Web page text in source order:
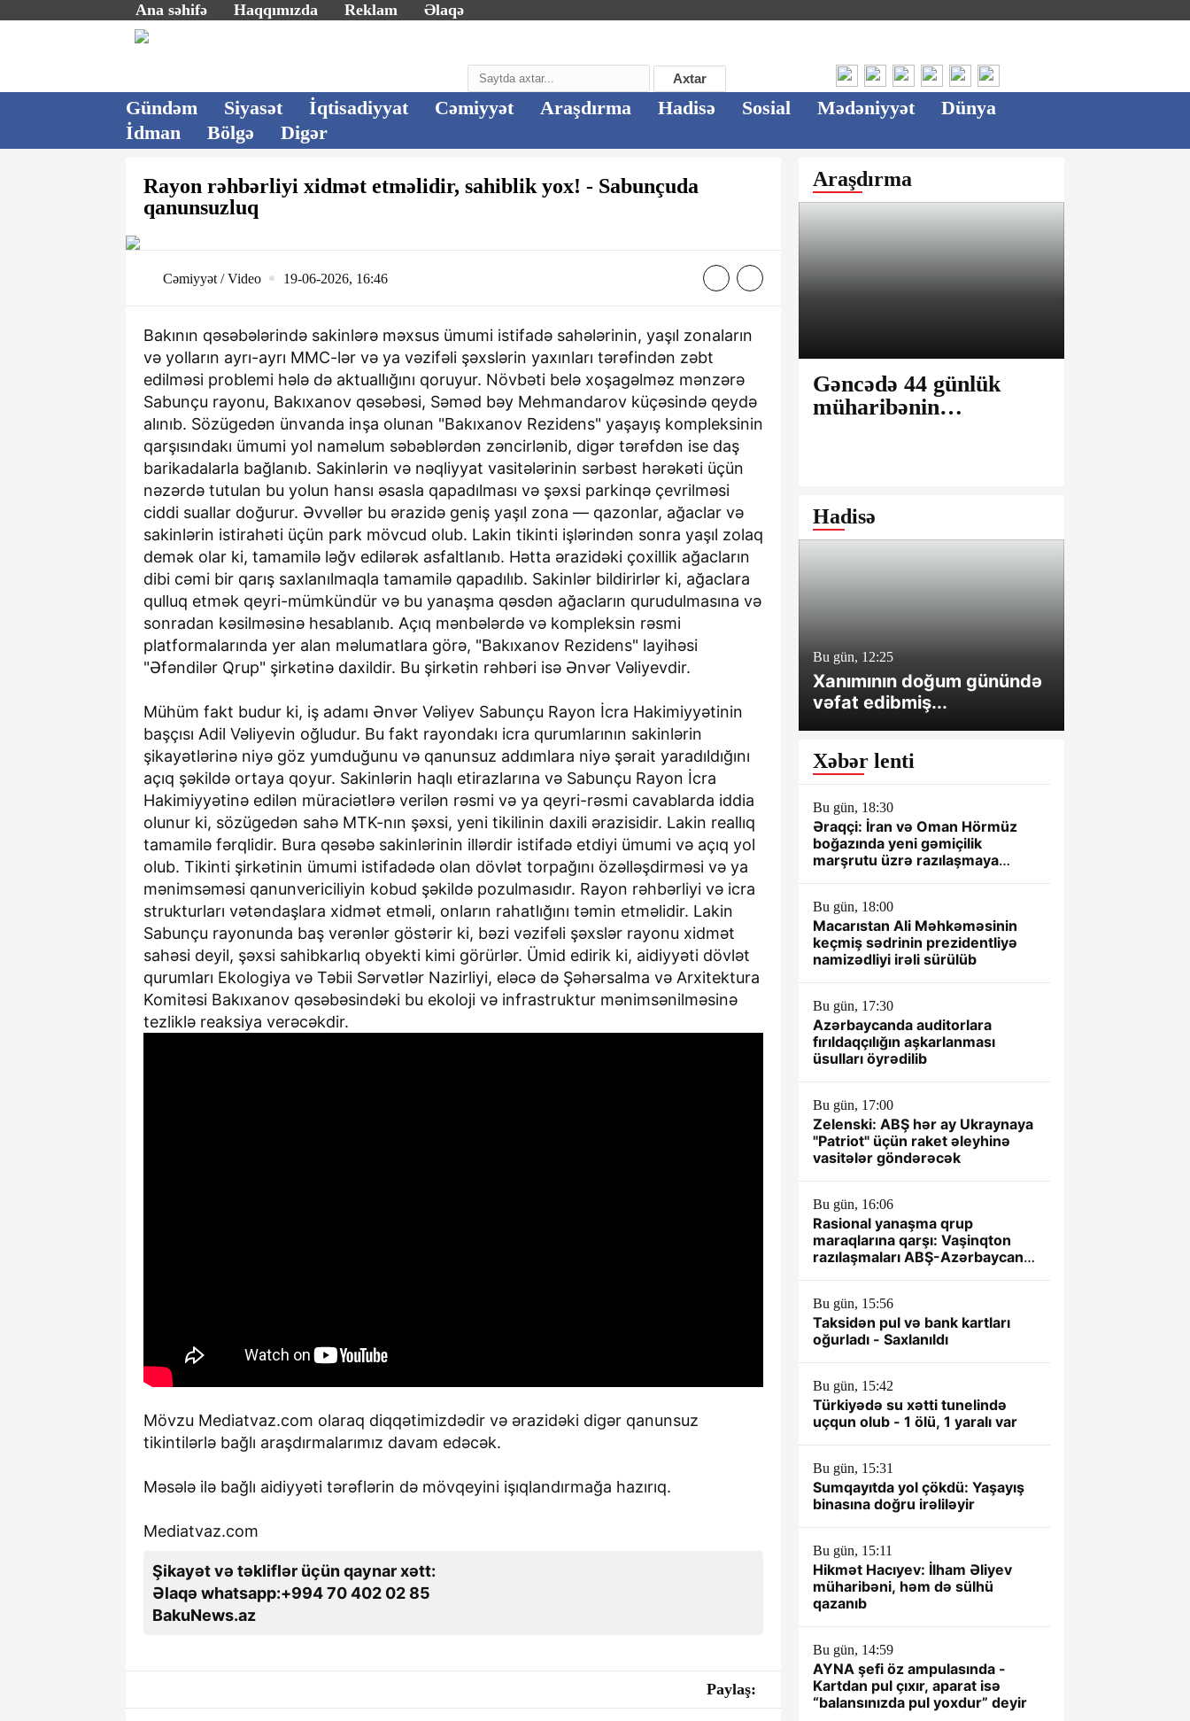
Ana səhifə Haqqımızda Reklam Əlaqə
Axtar
Gündəm Siyasət İqtisadiyyat Cəmiyyət Araşdırma Hadisə Sosial Mədəniyyət
Dünya
İdman
Bölgə Digər
Rayon rəhbərliyi xidmət etməlidir, sahiblik yox! - Sabunçuda
qanunsuzluq
Cəmiyyət / Video 19-06-2026, 16:46
Bakının qəsəbələrində sakinlərə məxsus ümumi istifadə sahələrinin, yaşıl zonaların
və yolların ayrı-ayrı MMC-lər və ya vəzifəli şəxslərin yaxınları tərəfindən zəbt
edilməsi problemi hələ də aktuallığını qoruyur. Növbəti belə xoşagəlməz mənzərə
Sabunçu rayonu, Bakıxanov qəsəbəsi, Səməd bəy Mehmandarov küçəsində qeydə
alınıb. Sözügedən ünvanda inşa olunan "Bakıxanov Rezidens" yaşayış kompleksinin
qarşısındakı ümumi yol naməlum səbəblərdən zəncirlənib, digər tərəfdən ise daş
barikadalarla bağlanıb. Sakinlərin və nəqliyyat vasitələrinin sərbəst hərəkəti üçün
nəzərdə tutulan bu yolun hansı əsasla qapadılması və şəxsi parkinqə çevrilməsi
ciddi suallar doğurur. Əvvəllər bu ərazidə geniş yaşıl zona — qazonlar, ağaclar və
sakinlərin istirahəti üçün park mövcud olub. Lakin tikinti işlərindən sonra yaşıl zolaq
demək olar ki, tamamilə ləğv edilərək asfaltlanıb. Hətta ərazidəki çoxillik ağacların
dibi cəmi bir qarış saxlanılmaqla tamamilə qapadılıb. Sakinlər bildirirlər ki, ağaclara
qulluq etmək qeyri-mümkündür və bu yanaşma qəsdən ağacların qurudulmasına və
sonradan kəsilməsinə hesablanıb. Açıq mənbələrdə və kompleksin rəsmi
platformalarında yer alan məlumatlara görə, "Bakıxanov Rezidens" layihəsi
"Əfəndilər Qrup" şirkətinə daxildir. Bu şirkətin rəhbəri isə Ənvər Vəliyevdir.
Mühüm fakt budur ki, iş adamı Ənvər Vəliyev Sabunçu Rayon İcra Hakimiyyətinin
başçısı Adil Vəliyevin oğludur. Bu fakt rayondakı icra qurumlarının sakinlərin
şikayətlərinə niyə göz yumduğunu və qanunsuz addımlara niyə şərait yaradıldığını
açıq şəkildə ortaya qoyur. Sakinlərin haqlı etirazlarına və Sabunçu Rayon İcra
Hakimiyyətinə edilən müraciətlərə verilən rəsmi və ya qeyri-rəsmi cavablarda iddia
olunur ki, sözügedən sahə MTK-nın şəxsi, yeni tikilinin daxili ərazisidir. Lakin reallıq
tamamilə fərqlidir. Bura qəsəbə sakinlərinin illərdir istifadə etdiyi ümumi və açıq yol
olub. Tikinti şirkətinin ümumi istifadədə olan dövlət torpağını özəlləşdirməsi və ya
mənimsəməsi qanunvericiliyin kobud şəkildə pozulmasıdır. Rayon rəhbərliyi və icra
strukturları vətəndaşlara xidmət etməli, onların rahatlığını təmin etməlidir. Lakin
Sabunçu rayonunda baş verənlər göstərir ki, bəzi vəzifəli şəxslər rayonu xidmət
sahəsi deyil, şəxsi sahibkarlıq obyekti kimi görürlər. Ümid edirik ki, aidiyyəti dövlət
qurumları Ekologiya və Təbii Sərvətlər Nazirliyi, eləcə də Şəhərsalma və Arxitektura
Komitəsi Bakıxanov qəsəbəsindəki bu ekoloji və infrastruktur mənimsənilməsinə
tezliklə reaksiya verəcəkdir.
Mövzu Mediatvaz.com olaraq diqqətimizdədir və ərazidəki digər qanunsuz
tikintilərlə bağlı araşdırmalarımız davam edəcək.
Məsələ ilə bağlı aidiyyəti tərəflərin də mövqeyini işıqlandırmağa hazırıq.
Mediatvaz.com
Şikayət və təkliflər üçün qaynar xətt:
Əlaqə whatsapp:+994 70 402 02 85
BakuNews.az
Paylaş:
Araşdırma
Gəncədə 44 günlük
müharibənin
Arxitektura Komitəsi -
SAKİNLƏRDƏN
Hadisə
Bu gün, 12:25
Xanımının doğum günündə
vəfat edibmiş...
Xəbər lenti
Bu gün, 18:30
Əraqçi: İran və Oman Hörmüz
boğazında yeni gəmiçilik
marşrutu üzrə razılaşmaya
Bu gün, 18:00
Macarıstan Ali Məhkəməsinin
keçmiş sədrinin prezidentliyə
namizədliyi irəli sürülüb
Bu gün, 17:30
Azərbaycanda auditorlara
fırıldaqçılığın aşkarlanması
üsulları öyrədilib
Bu gün, 17:00
Zelenski: ABŞ hər ay Ukraynaya
"Patriot" üçün raket əleyhinə
vasitələr göndərəcək
Bu gün, 16:06
Rasional yanaşma qrup
maraqlarına qarşı: Vaşinqton
razılaşmaları ABŞ-Azərbaycan
Bu gün, 15:56
Taksidən pul və bank kartları
oğurladı - Saxlanıldı
Bu gün, 15:42
Türkiyədə su xətti tunelində
uçqun olub - 1 ölü, 1 yaralı var
Bu gün, 15:31
Sumqayıtda yol çökdü: Yaşayış
binasına doğru irəliləyir
Bu gün, 15:11
Hikmət Hacıyev: İlham Əliyev
müharibəni, həm də sülhü
qazanıb
Bu gün, 14:59
AYNA şefi öz ampulasında -
Kartdan pul çıxır, aparat isə
“balansınızda pul yoxdur” deyir